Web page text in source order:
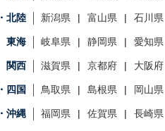
北陸 新潟県 富山県 石川県
東海 岐阜県 静岡県 愛知県
関西 滋賀県 京都府 大阪府
四国 鳥取県 島根県 岡山県
沖縄 福岡県 佐賀県 長崎県